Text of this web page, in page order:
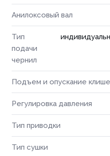
Анилоксовый вал
Тип
подачи
чернил
Подъем и опускание клише
Регулировка давления
Тип приводки
Тип сушки